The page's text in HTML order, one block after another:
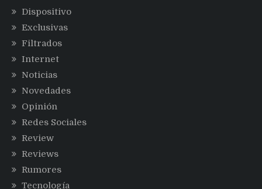
Dispositivo
Exclusivas
Filtrados
Internet
Noticias
Novedades
Opinión
Redes Sociales
Review
Reviews
Rumores
Tecnología